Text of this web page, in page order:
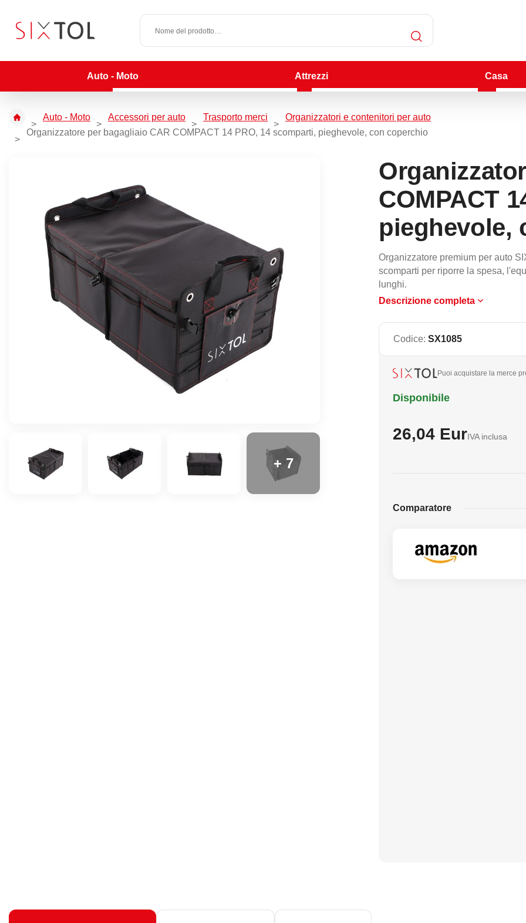
Auto - Moto Attrezzi Casa
Auto - Moto Accessori per auto Trasporto merci
Organizzatori e contenitori per auto
Organizzatore per bagagliaio CAR COMPACT 14 PRO, 14 scomparti, pieghevole, con coperchio
COMPACT
pieghevole,
Organizzatore premium per auto
scomparti per riporre la spesa,
lunghi.
Descrizione completa
+ 7
Codice: SX1085
Puoi acquistare la merce
Disponibile
26,04 EurIVA inclusa
Comparatore